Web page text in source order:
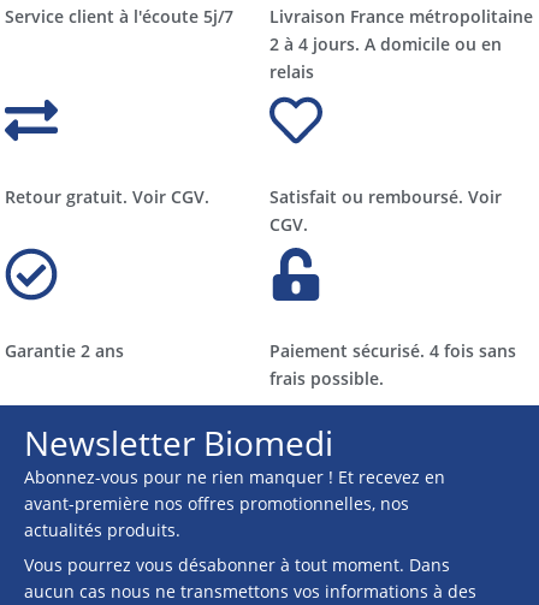
Service client à l'écoute 5j/7
Livraison France métropolitaine
2 à 4 jours. A domicile ou en
relais​​
Retour gratuit. Voir CGV.
Satisfait ou remboursé. Voir
CGV.
Garantie 2 ans
Paiement sécurisé. 4 fois sans
frais possible.
Newsletter Biomedi
Abonnez-vous pour ne rien manquer ! Et recevez en
avant-première nos offres promotionnelles, nos
actualités produits.
Vous pourrez vous désabonner à tout moment. Dans
aucun cas nous ne transmettons vos informations à des